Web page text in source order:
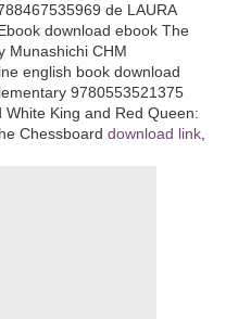
de LAURA
download ebook The
Munashichi CHM
english book download
9780553521375
King and Red Queen:
Chessboard download link,